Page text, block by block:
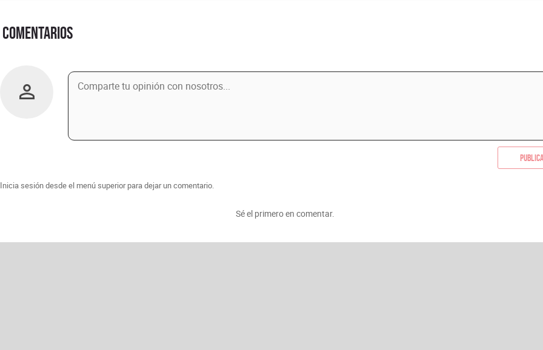
Comentarios
Inicia sesión desde el menú superior para dejar un comentario.
Sé el primero en comentar.